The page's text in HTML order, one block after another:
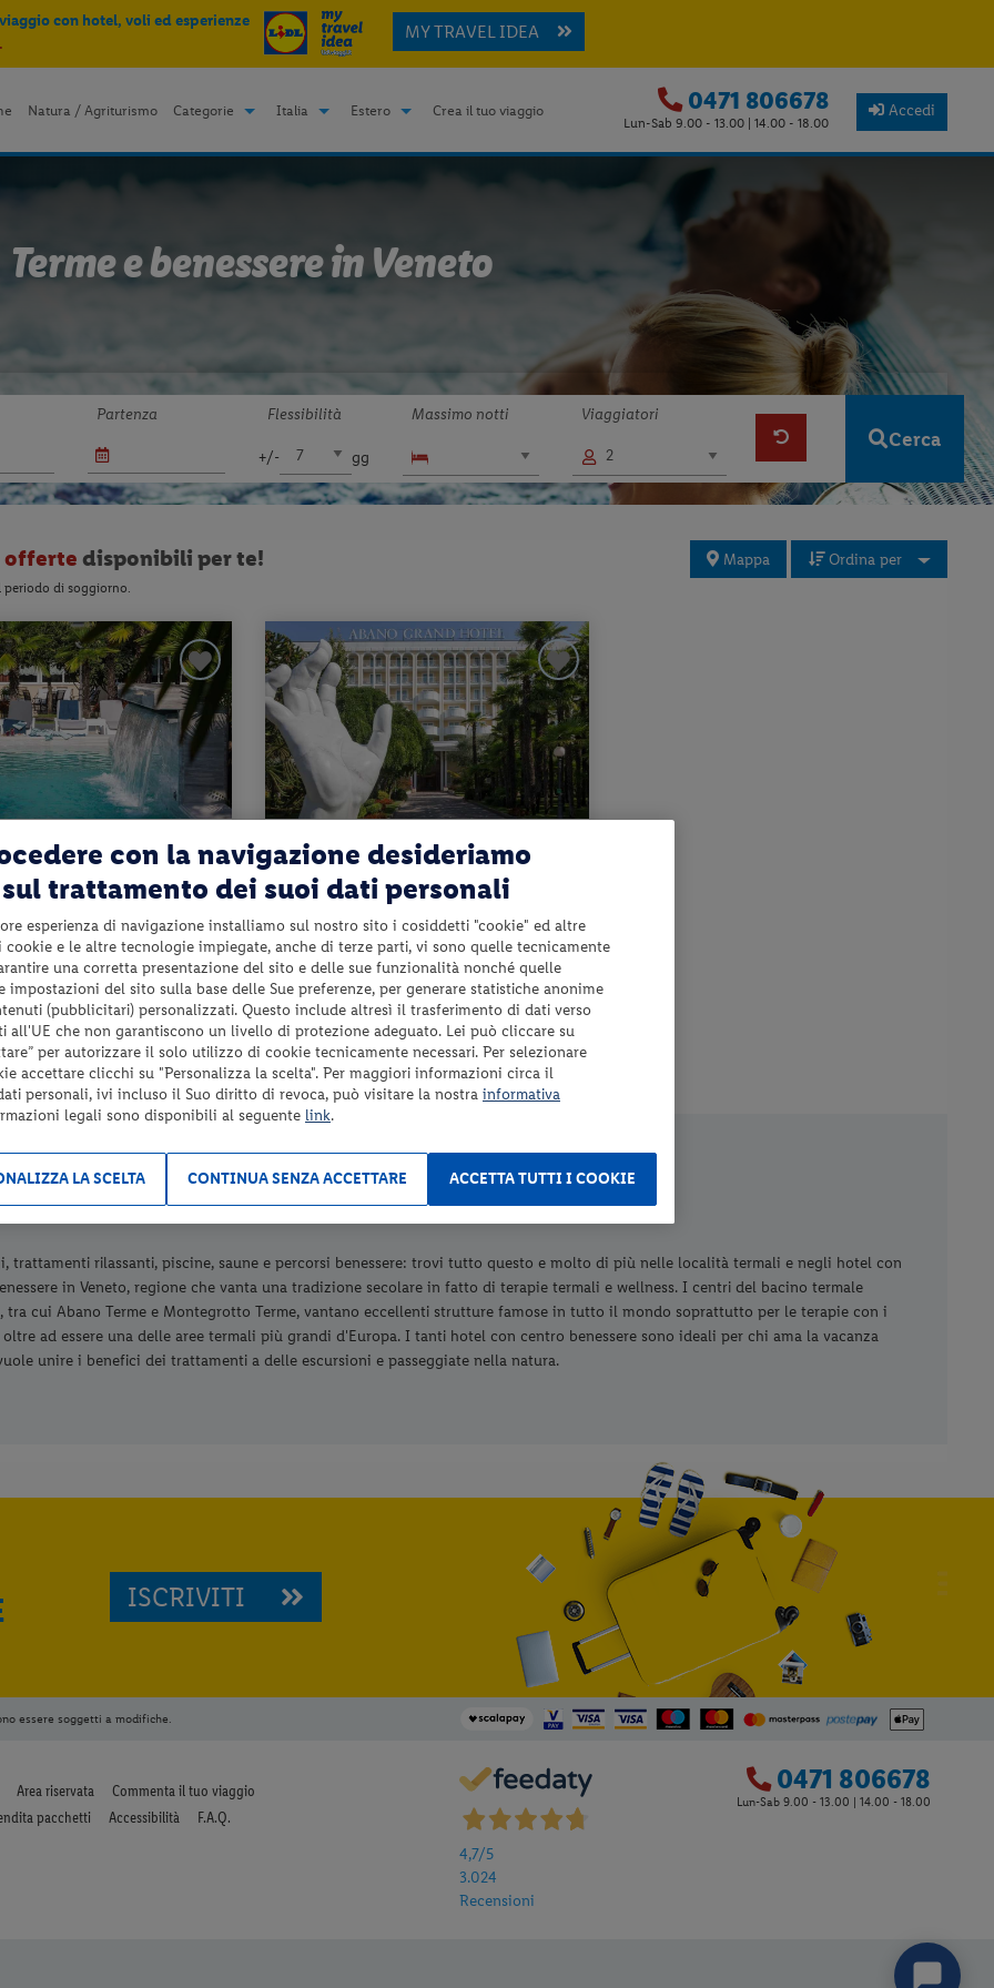
con hotel, voli ed esperienze
MY TRAVEL IDEA
Natura / Agriturismo Categorie Italia Estero Crea il tuo viaggio 0471 806678
Lun-Sab 9.00 - 13.00 | 14.00 - 18.00
Accedi
Terme e benessere in Veneto
Partenza Flessibilità
+/- gg
Massimo notti Viaggiatori
Cerca
offerte disponibili per te!
periodo di soggiorno.
Mappa Ordina per
Terme (PD)
HOTEL L
+ utilizzo del centro benessere
pi...
da 237 € per notte
da709 €
a persona per 3 notti
Veneto - Abano Terme (PD)
ABANO GRAND HOTEL
mezza pensione + utilizzo del centro benessere +
utilizzo delle pisci...
da 212 € per notte
Check-in
dal 18/08/26
al 16/12/26
da635 €
a persona per 3 notti
e benessere in Veneto
trattamenti rilassanti, piscine, saune e percorsi benessere: trovi tutto questo e molto di più nelle località termali e negli hotel con
in Veneto, regione che vanta una tradizione secolare in fatto di terapie termali e wellness. I centri del bacino termale
tra cui Abano Terme e Montegrotto Terme, vantano eccellenti strutture famose in tutto il mondo soprattutto per le terapie con i
ad essere una delle aree termali più grandi d'Europa. I tanti hotel con centro benessere sono ideali per chi ama la vacanza
unire i benefici dei trattamenti a delle escursioni e passeggiate nella natura.
ISCRIVITI
essere soggetti a modifiche.
Area riservata
Commenta il tuo viaggio
pacchetti Accessibilità F.A.Q.
4,7/5
3.024
Recensioni
0471 806678
Lun-Sab 9.00 - 13.00 | 14.00 - 18.00
con la navigazione desideriamo
trattamento dei suoi dati personali
esperienza di navigazione installiamo sul nostro sito i cosiddetti "cookie" ed altre
e le altre tecnologie impiegate, anche di terze parti, vi sono quelle tecnicamente
una corretta presentazione del sito e delle sue funzionalità nonché quelle
impostazioni del sito sulla base delle Sue preferenze, per generare statistiche anonime
(pubblicitari) personalizzati. Questo include altresì il trasferimento di dati verso
all'UE che non garantiscono un livello di protezione adeguato. Lei può cliccare su
per autorizzare il solo utilizzo di cookie tecnicamente necessari. Per selezionare
accettare clicchi su "Personalizza la scelta". Per maggiori informazioni circa il
personali, ivi incluso il Suo diritto di revoca, può visitare la nostra informativa
legali sono disponibili al seguente link.
ACCETTA TUTTI I COOKIE
CONTINUA SENZA ACCETTARE
LA SCELTA